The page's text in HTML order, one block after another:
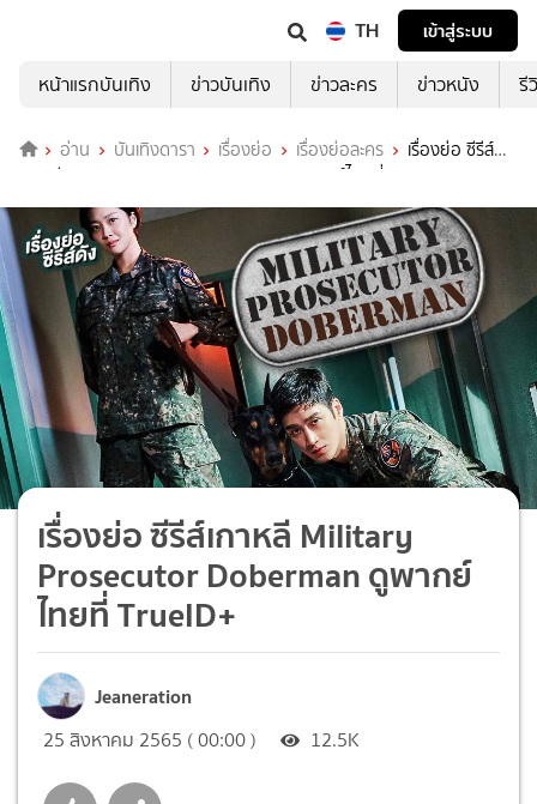
TH
เข้าสู่ระบบ
หน้าแรกบันเทิง
ข่าวบันเทิง ข่าวละคร ข่าวหนัง รี
อ่าน บันเทิงดารา เรื่องย่อ เรื่องย่อละคร
เรื่องย่อ ซีรีส์
เกาหลี Military Prosecutor Doberman ดูพากย์ไทยที่ TrueID+
เรื่องย่อ ซีรีส์เกาหลี Military
Prosecutor Doberman ดูพากย์
ไทยที่ TrueID+
Jeaneration
25 สิงหาคม 2565 ( 00:00 ) 12.5K